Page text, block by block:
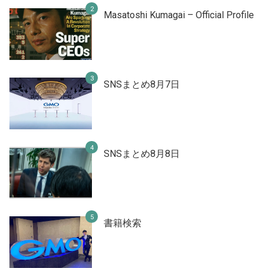
Masatoshi Kumagai – Official Profile
SNSまとめ8月7日
SNSまとめ8月8日
書籍検索